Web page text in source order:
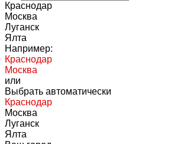
Краснодар
Москва
Луганск
Ялта
Например:
Краснодар
Москва
или
Выбрать автоматически
Краснодар
Москва
Луганск
Ялта